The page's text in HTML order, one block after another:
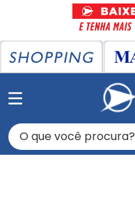
O que você procura?